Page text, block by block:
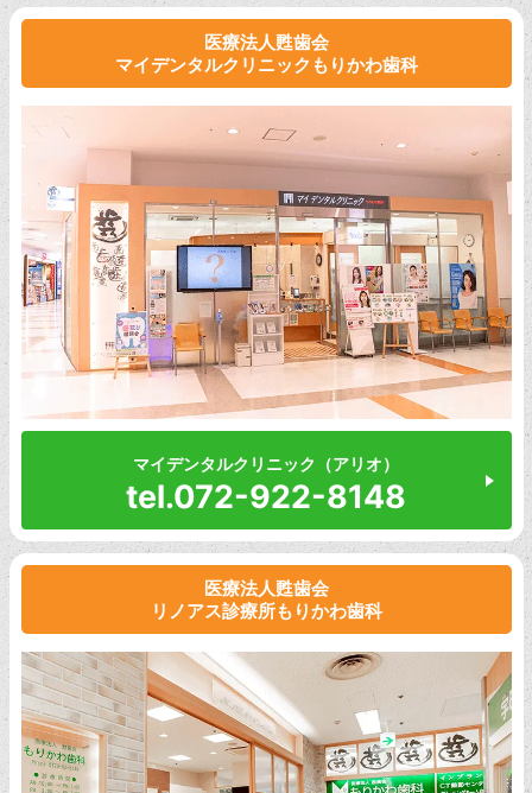
医療法人甦歯会
マイデンタルクリニックもりかわ歯科
マイデンタルクリニック（アリオ）
tel.072-922-8148
医療法人甦歯会
リノアス診療所もりかわ歯科